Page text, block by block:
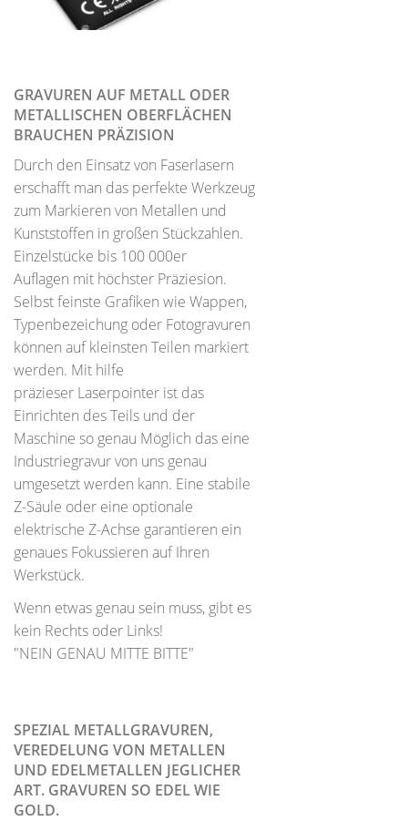
GRAVUREN AUF METALL ODER
METALLISCHEN OBERFLÄCHEN
BRAUCHEN PRÄZISION
Durch den Einsatz von Faserlasern
erschafft man das perfekte Werkzeug
zum Markieren von Metallen und
Kunststoffen in großen Stückzahlen.
Einzelstücke bis 100 000er
Auflagen mit höchster Präziesion.
Selbst feinste Grafiken wie Wappen,
Typenbezeichung oder Fotogravuren
können auf kleinsten Teilen markiert
werden. Mit hilfe
präzieser Laserpointer ist das
Einrichten des Teils und der
Maschine so genau Möglich das eine
Industriegravur von uns genau
umgesetzt werden kann. Eine stabile
Z-Säule oder eine optionale
elektrische Z-Achse garantieren ein
genaues Fokussieren auf Ihren
Werkstück.
Wenn etwas genau sein muss, gibt es
kein Rechts oder Links!
"NEIN GENAU MITTE BITTE"
SPEZIAL METALLGRAVUREN,
VEREDELUNG VON METALLEN
UND EDELMETALLEN JEGLICHER
ART. GRAVUREN SO EDEL WIE
GOLD.